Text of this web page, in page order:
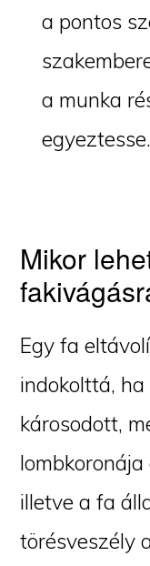
a pontos
a munka
egyeztesse.
Mikor
Egy fa
indokolttá,
károsodott,
illetve a fa
törésveszély